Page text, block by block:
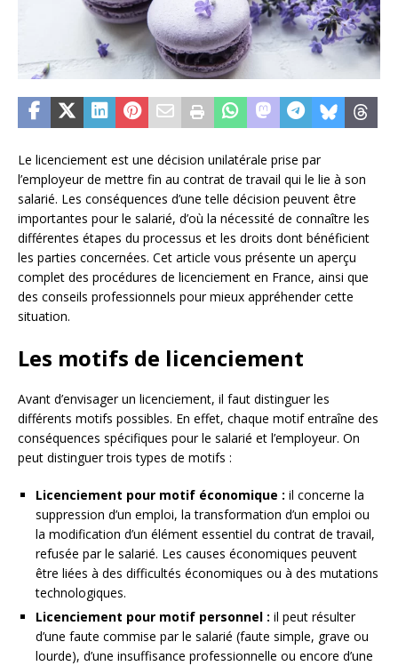
Le licenciement est une décision unilatérale prise par
l’employeur de mettre fin au contrat de travail qui le lie à son
salarié. Les conséquences d’une telle décision peuvent être
importantes pour le salarié, d’où la nécessité de connaître les
différentes étapes du processus et les droits dont bénéficient
les parties concernées. Cet article vous présente un aperçu
complet des procédures de licenciement en France, ainsi que
des conseils professionnels pour mieux appréhender cette
situation.
Les motifs de licenciement
Avant d’envisager un licenciement, il faut distinguer les
différents motifs possibles. En effet, chaque motif entraîne des
conséquences spécifiques pour le salarié et l’employeur. On
peut distinguer trois types de motifs :
Licenciement pour motif économique : il concerne la
suppression d’un emploi, la transformation d’un emploi ou
la modification d’un élément essentiel du contrat de travail,
refusée par le salarié. Les causes économiques peuvent
être liées à des difficultés économiques ou à des mutations
technologiques.
Licenciement pour motif personnel : il peut résulter
d’une faute commise par le salarié (faute simple, grave ou
lourde), d’une insuffisance professionnelle ou encore d’une